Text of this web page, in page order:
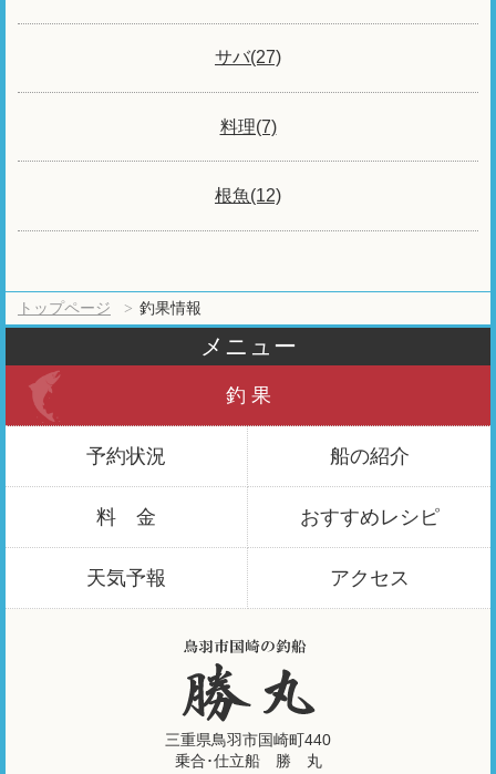
サバ(27)
料理(7)
根魚(12)
トップページ 釣果情報
メニュー
釣 果
予約状況 船の紹介
料 金 おすすめレシピ
天気予報 アクセス
三重県鳥羽市国崎町440
乗合･仕立船 勝 丸